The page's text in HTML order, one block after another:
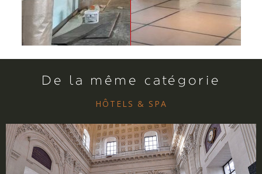
De la même catégorie
HÔTELS & SPA